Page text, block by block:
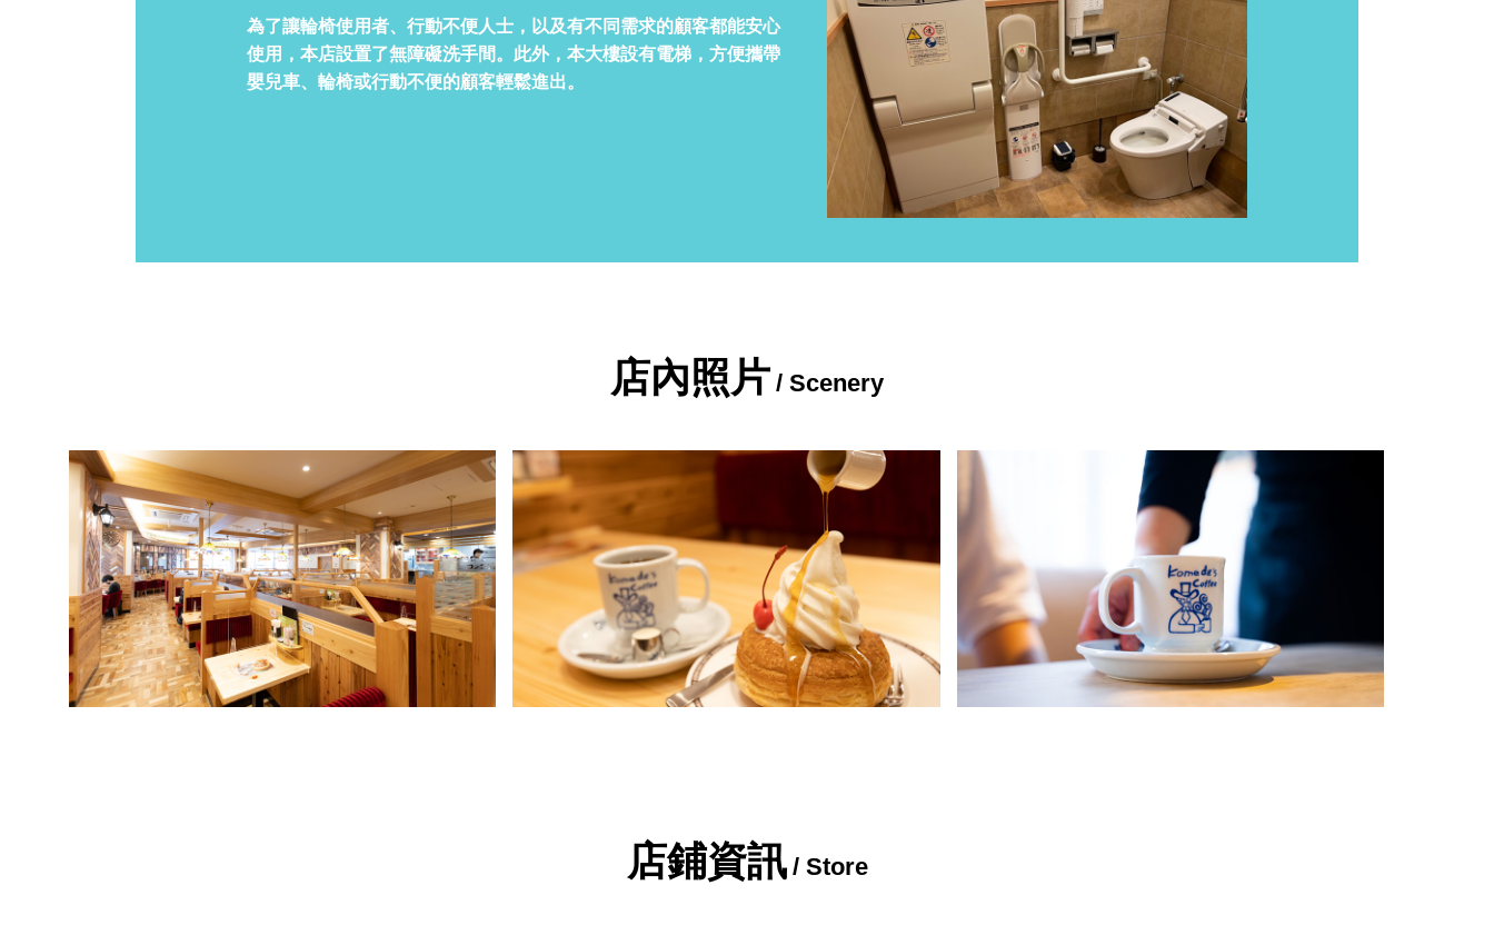
為了讓輪椅使用者、行動不便人士，以及有不同需求的顧客都能安心
使用，本店設置了無障礙洗手間。此外，本大樓設有電梯，方便攜帶
嬰兒車、輪椅或行動不便的顧客輕鬆進出。
店內照片 / Scenery
店鋪資訊 / Store